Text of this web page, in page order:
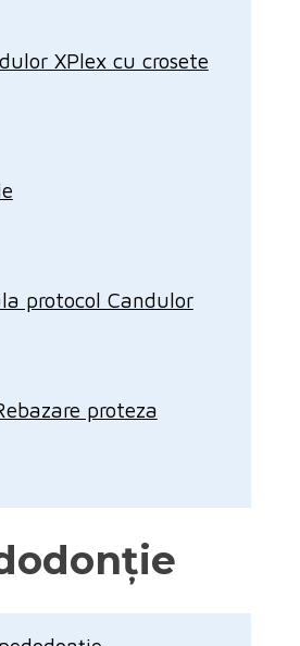
XPlex cu crosete
protocol Candulor
proteza